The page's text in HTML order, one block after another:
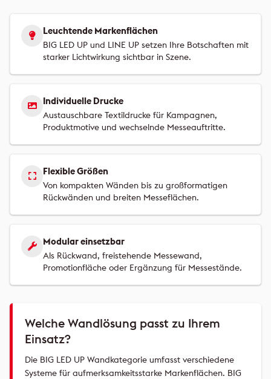
Leuchtende Markenflächen
BIG LED UP und LINE UP setzen Ihre Botschaften mit
starker Lichtwirkung sichtbar in Szene.
Individuelle Drucke
Austauschbare Textildrucke für Kampagnen,
Produktmotive und wechselnde Messeauftritte.
Flexible Größen
Von kompakten Wänden bis zu großformatigen
Rückwänden und breiten Messeflächen.
Modular einsetzbar
Als Rückwand, freistehende Messewand,
Promotionfläche oder Ergänzung für Messestände.
Welche Wandlösung passt zu Ihrem
Einsatz?
Die BIG LED UP Wandkategorie umfasst verschiedene
Systeme für aufmerksamkeitsstarke Markenflächen. BIG